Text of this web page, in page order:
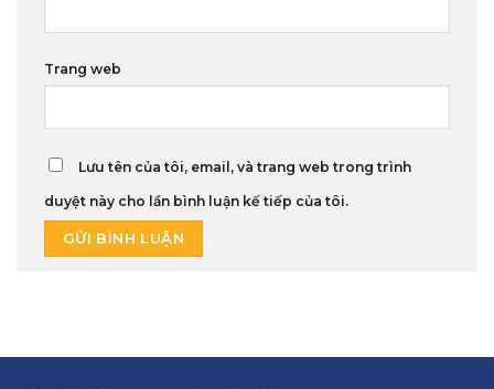
Trang web
Lưu tên của tôi, email, và trang web trong trình
duyệt này cho lần bình luận kế tiếp của tôi.